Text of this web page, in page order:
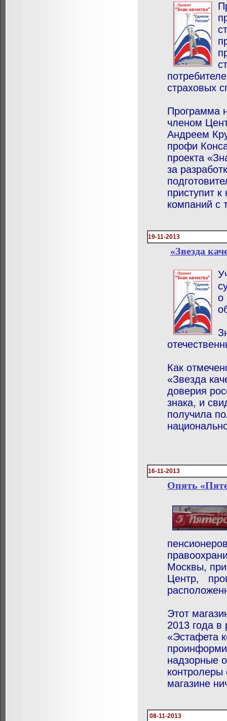
страховых
Программа
членом
Андреем
профи
проекта
за
приступит
компаний с
19-11-2013
«Звезда
о
Как
«Звезда
доверия
знака, и
получила
16-11-2013
Опять
Москвы,
Центр,
Этот
2013 года в
«Эстафета
надзорные
магазине
08-11-2013